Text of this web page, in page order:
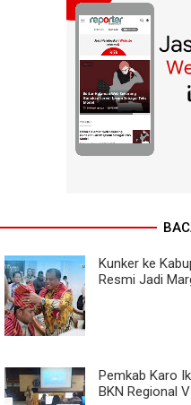
Kunker ke
Resmi Jadi
Pemkab Karo
BKN Regional